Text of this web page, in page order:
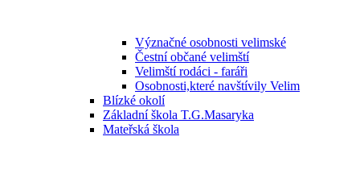
Význačné osobnosti velimské
Čestní občané velimští
Velimští rodáci - faráři
Osobnosti,které navštívily Velim
Blízké okolí
Základní škola T.G.Masaryka
Mateřská škola